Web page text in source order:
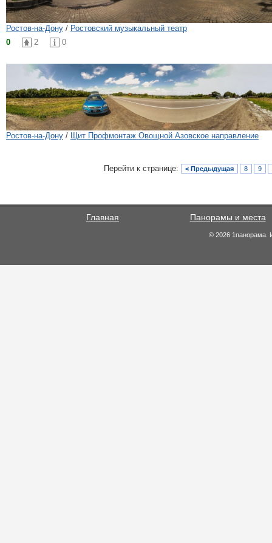
Ростов-на-Дону / Ростовский музыкальный театр
0
2 0
Ростов-на-Дону / Щит Профмонтаж Овощной Азовское направление
Перейти к странице: < Предыдущая 8 9
Главная Панорамы и места
© 2026 1панорама.